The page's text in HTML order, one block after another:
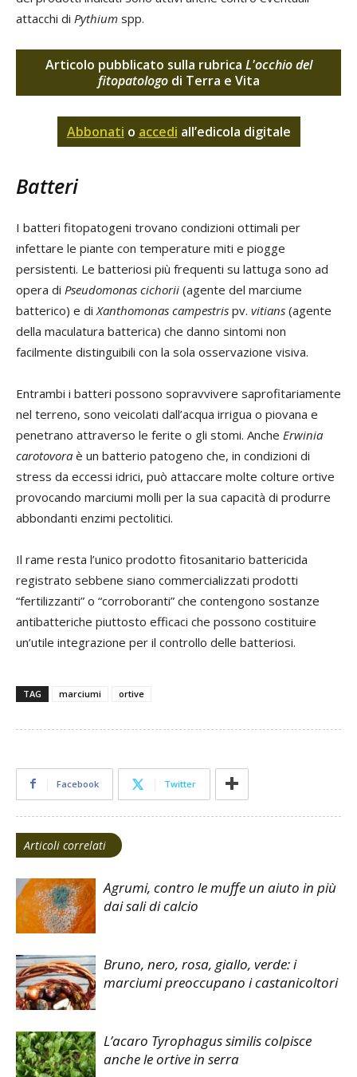
attacchi di Pythium spp.
Articolo pubblicato sulla rubrica L'occhio del
fitopatologodi Terra e Vita
Abbonati o accedi all’edicola digitale
Batteri
I batteri fitopatogeni trovano condizioni ottimali per
infettare le piante con temperature miti e piogge
persistenti. Le batteriosi più frequenti su lattuga sono ad
opera di Pseudomonas cichorii (agente del marciume
batterico) e di Xanthomonas campestris pv. vitians (agente
della maculatura batterica) che danno sintomi non
facilmente distinguibili con la sola osservazione visiva.
Entrambi i batteri possono sopravvivere saprofitariamente
nel terreno, sono veicolati dall’acqua irrigua o piovana e
penetrano attraverso le ferite o gli stomi. Anche Erwinia
carotovora è un batterio patogeno che, in condizioni di
stress da eccessi idrici, può attaccare molte colture ortive
provocando marciumi molli per la sua capacità di produrre
abbondanti enzimi pectolitici.
Il rame resta l’unico prodotto fitosanitario battericida
registrato sebbene siano commercializzati prodotti
“fertilizzanti” o “corroboranti” che contengono sostanze
antibatteriche piuttosto efficaci che possono costituire
un’utile integrazione per il controllo delle batteriosi.
TAG marciumi ortive
Facebook Twitter
Articoli correlati
Agrumi, contro le muffe un aiuto in più
dai sali di calcio
Bruno, nero, rosa, giallo, verde: i
marciumi preoccupano i castanicoltori
L’acaro Tyrophagus similis colpisce
anche le ortive in serra